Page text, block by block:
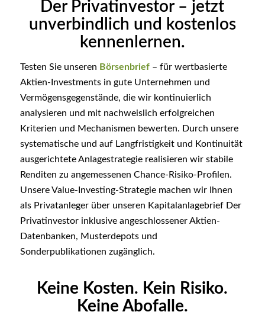
Der Privatinvestor – jetzt
unverbindlich und kostenlos
kennenlernen.
Testen Sie unseren Börsenbrief– für wertbasierte
Aktien-Investments in gute Unternehmen und
Vermögensgegenstände, die wir kontinuierlich
analysieren und mit nachweislich erfolgreichen
Kriterien und Mechanismen bewerten. Durch unsere
systematische und auf Langfristigkeit und Kontinuität
ausgerichtete Anlagestrategie realisieren wir stabile
Renditen zu angemessenen Chance-Risiko-Profilen.
Unsere Value-Investing-Strategie machen wir Ihnen
als Privatanleger über unseren Kapitalanlagebrief Der
Privatinvestor inklusive angeschlossener Aktien-
Datenbanken, Musterdepots und
Sonderpublikationen zugänglich.
Keine Kosten. Kein Risiko.
Keine Abofalle.